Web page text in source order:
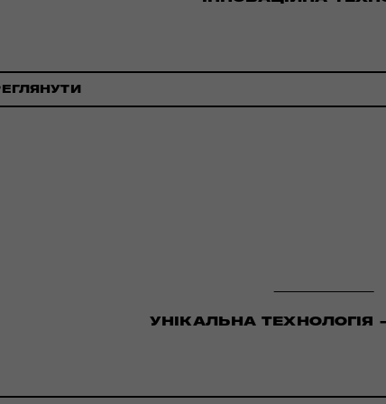
УНІКАЛЬНА ТЕХНОЛОГІЯ